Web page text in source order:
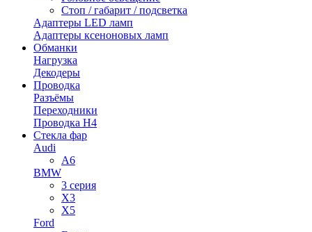
Стоп / габарит / подсветка
Адаптеры LED ламп
Адаптеры ксеноновых ламп
Обманки
Нагрузка
Декодеры
Проводка
Разъёмы
Переходники
Проводка H4
Стекла фар
Audi
A6
BMW
3 серия
X3
X5
Ford